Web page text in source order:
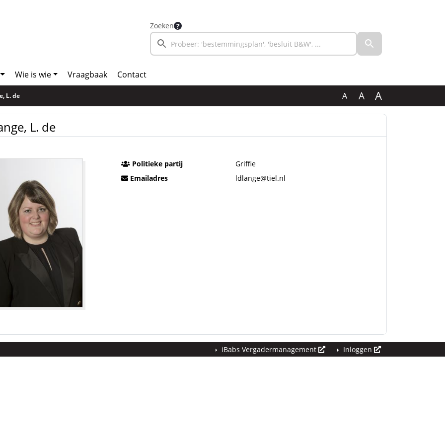
Zoeken
Wie is wie Vraagbaak Contact
L. de A A A
L. de
Politieke partij
Griffie
Emailadres
ldlange@tiel.nl
iBabs Vergadermanagement Inloggen